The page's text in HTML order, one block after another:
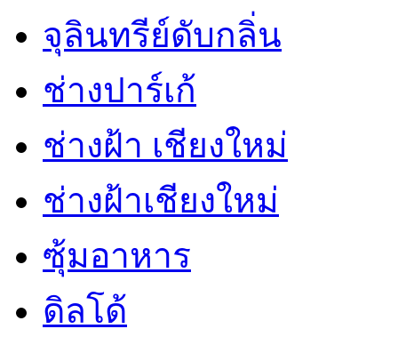
จุลินทรีย์ดับกลิ่น
ช่างปาร์เก้
ช่างฝ้า เชียงใหม่
ช่างฝ้าเชียงใหม่
ซุ้มอาหาร
ดิลโด้